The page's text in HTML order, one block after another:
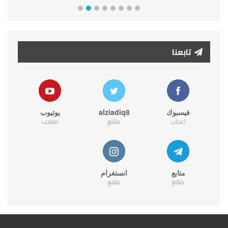
تابعنا
فيسبوك
اعجاب
alziadiq8
متابع
يوتيوب
معجب
متابع
متابع
انستغرام
متابع